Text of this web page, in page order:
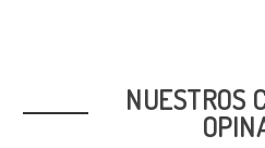
NUESTROS